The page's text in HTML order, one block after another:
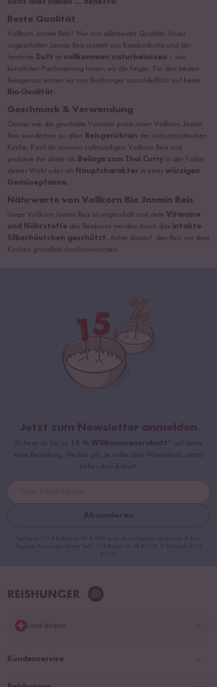
nicht alles haben … denkste!
Beste Qualität
Vollkorn Jasmin Reis? Nur von allerbester Qualität. Unser
ungeschälter Jasmin Reis stammt aus Kambodscha und der
herrliche Duft ist vollkommen naturbelassen – von
künstlicher Parfümierung lassen wir die Finger. Für den besten
Reisgenuss setzen wir von Reishunger ausschließlich auf beste
Bio-Qualität.
Geschmack & Verwendung
Genau wie die geschälte Variante passt unser Vollkorn Jasmin
Reis wunderbar zu allen Reisgerichten der südostasiatischen
Küche. Kauf dir unseren vollmundigen Vollkorn Reis und
probiere ihn direkt als Beilage zum Thai Curry in der Farbe
deiner Wahl oder als Hauptcharakter in einer würzigen
Gemüsepfanne.
Nährwerte von Vollkorn Bio Jasmin Reis
Unser Vollkorn Jasmin Reis ist ungeschält und viele Vitamine
und Nährstoffe des Reiskorns werden durch das intakte
Silberhäutchen geschützt. Achte darauf, den Reis vor dem
Kochen gründlich durchzuwaschen.
Jetzt zum Newsletter anmelden
Sichere dir bis zu 15 % Willkommensrabatt* auf deine
erste Bestellung. Hierbei gilt: Je voller dein Warenkorb, desto
höher dein Rabatt.
Abonnieren
*gültig bei 15 % Rabatt ab 99 €/CHF (exkl. Sumi Digitaler Reiskocher & Sumi
Digitaler Reiskocher Starter Set), 10 % Rabatt ab 69 €/CHF, 5 % Rabatt ab 29
€/CHF
Land ändern
Deutschland
Kundenservice
Help Center & FAQ